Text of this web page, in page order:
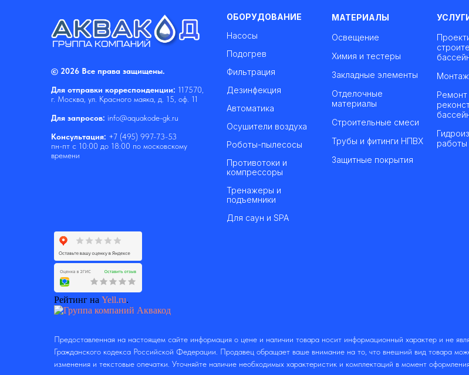
© 2026 Все права защищены.
Для отправки корреспонденции: 117570,
г. Москва, ул. Красного маяка, д. 15, оф. 11
Для запросов: info@aquakode-gk.ru
Консультация: +7 (495) 997-73-53
пн-пт с 10:00 до 18:00 по московскому
времени
ОБОРУДОВАНИЕ
Насосы
Подогрев
Фильтрация
Дезинфекция
Автоматика
Осушители воздуха
Роботы-пылесосы
Противотоки и
компрессоры
Тренажеры и
подъемники
Для саун и SPA
МАТЕРИАЛЫ
Освещение
Химия и тестеры
Закладные элементы
Отделочные
материалы
Строительные смеси
Трубы и фитинги НПВХ
Защитные покрытия
Ремонт
работы
Рейтинг на Yell.ru.
Предоставленная на настоящем сайте информация о цене и наличии товара носит информационный характер и не
Гражданского кодекса Российской Федерации. Продавец обращает ваше внимание на то, что внешний вид товара
изменения и текстовые опечатки. Уточняйте наличие необходимых характеристик и комплектаций в момент